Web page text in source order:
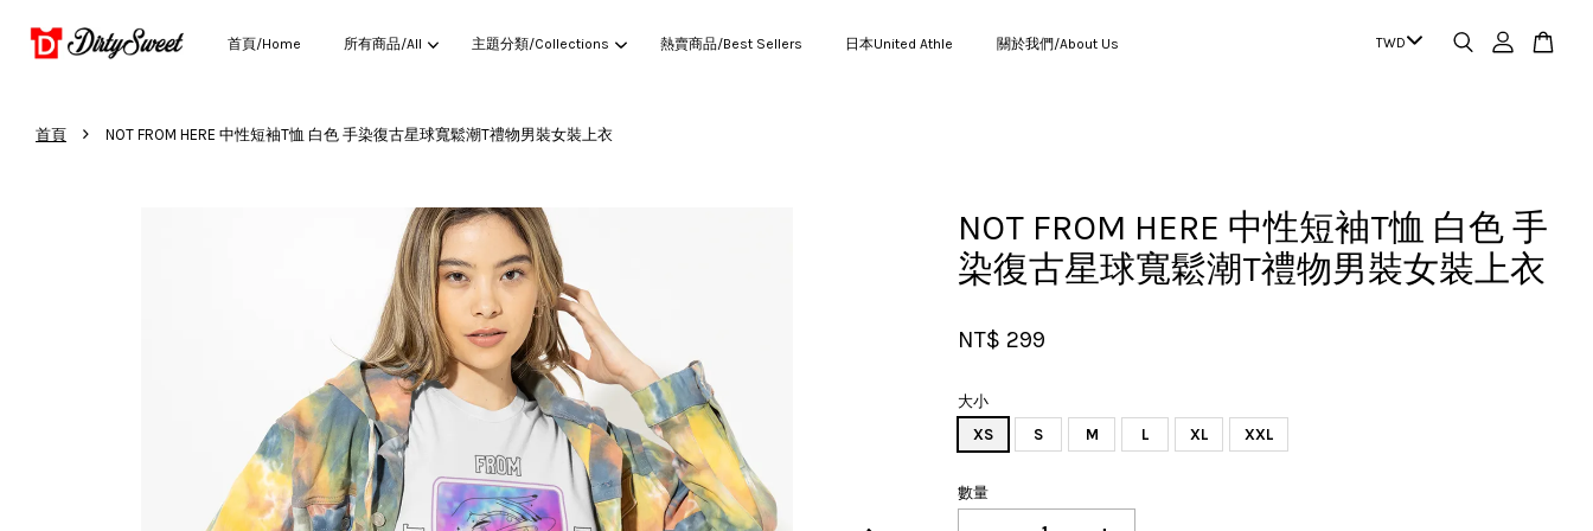
首頁/Home 所有商品/All 主題分類/Collections 熱賣商品/Best Sellers 日本United Athle 關於我們/About Us
首頁 › NOT FROM HERE 中性短袖T恤 白色 手染復古星球寬鬆潮T禮物男裝女裝上衣
NOT FROM HERE 中性短袖T恤 白色 手
染復古星球寬鬆潮T禮物男裝女裝上衣
NT$ 299
大小
XS
S M L XL XXL
數量
您的購物車目前還是空的。